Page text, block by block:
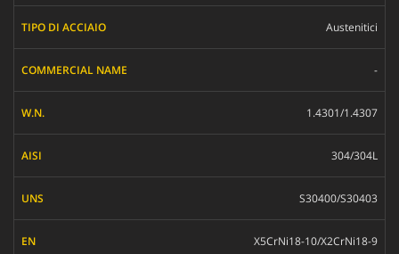
TIPO DI ACCIAIO
W.N.
AISI
UNS
Austenitici
-
1.4301/1.4307
304/304L
S30400/S30403
X5CrNi18-10/X2CrNi18-9